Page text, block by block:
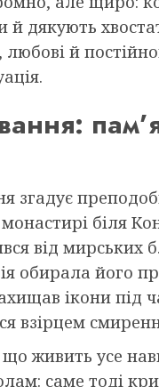
й дякують
любові й
згадує
біля
від мирських
обирала його
ікони під
взірцем
живить усе
саме тоді